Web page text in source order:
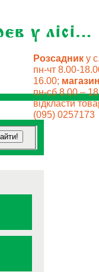
Розсадник у
пн-чт 8.00-
16.00;
пн-сб 8.00 –
відкласти
(095) 0257173